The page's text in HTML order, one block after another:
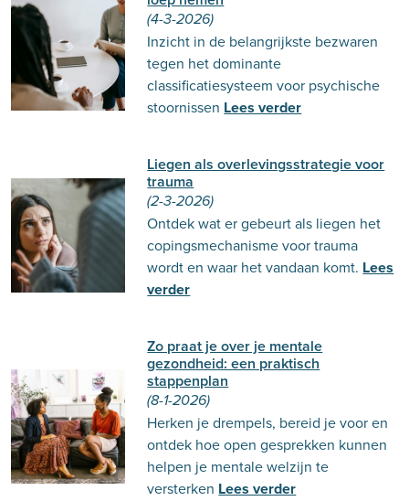
(4-3-2026)
Inzicht in de belangrijkste bezwaren
tegen het dominante
classificatiesysteem voor psychische
stoornissen Lees verder
Liegen als overlevingsstrategie voor
trauma
(2-3-2026)
Ontdek wat er gebeurt als liegen het
copingsmechanisme voor trauma
wordt en waar het vandaan komt. Lees
verder
Zo praat je over je mentale
gezondheid: een praktisch
stappenplan
(8-1-2026)
Herken je drempels, bereid je voor en
ontdek hoe open gesprekken kunnen
helpen je mentale welzijn te
versterken Lees verder